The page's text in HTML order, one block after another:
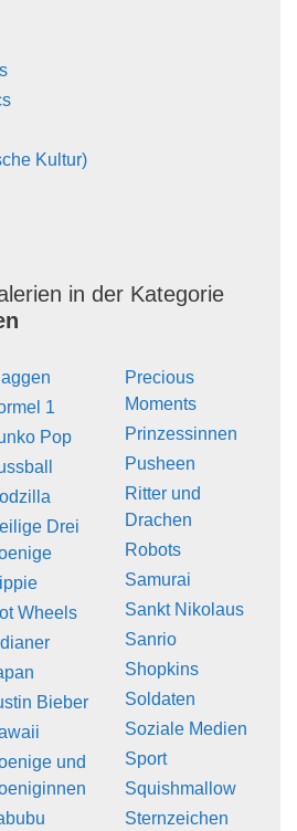
Kultur)
in der Kategorie
1
Pop
Drei
Wheels
Bieber
und
Precious
Moments
Prinzessinnen
Pusheen
Ritter und
Drachen
Robots
Samurai
Sankt Nikolaus
Sanrio
Shopkins
Soldaten
Soziale Medien
Sport
Squishmallow
Sternzeichen